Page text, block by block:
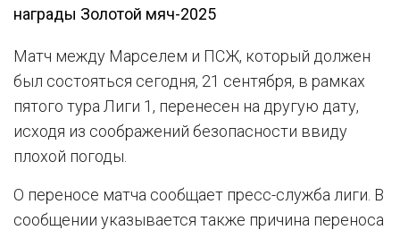
награды Золотой мяч-2025
Матч между Марселем и ПСЖ, который должен
был состояться сегодня, 21 сентября, в рамках
пятого тура Лиги 1, перенесен на другую дату,
исходя из соображений безопасности ввиду
плохой погоды.
О переносе матча сообщает пресс-служба лиги. В
сообщении указывается также причина переноса